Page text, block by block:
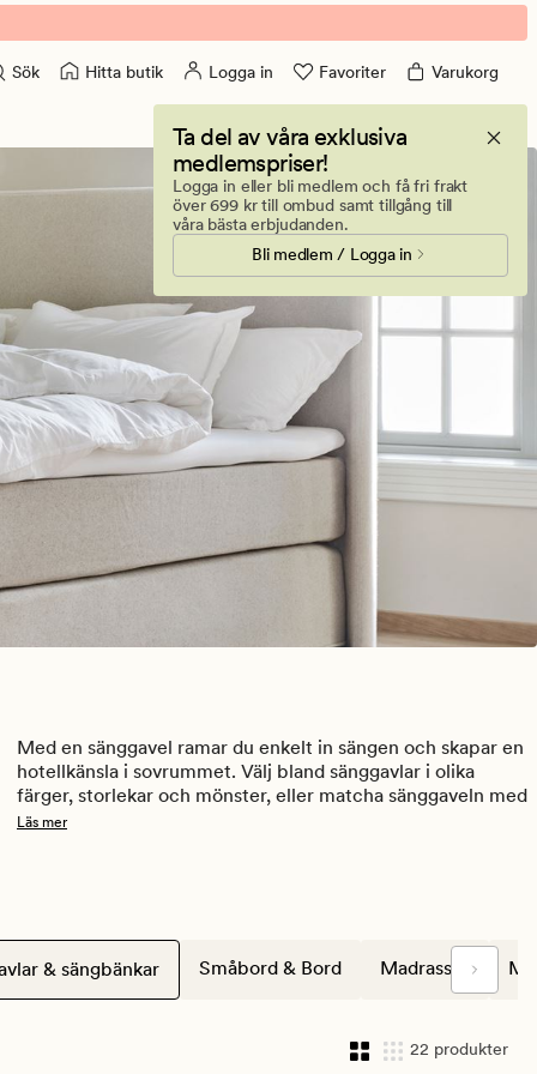
Sök Hitta butik Logga in Favoriter Varukorg
Ta del av våra exklusiva
medlemspriser!
Logga in eller bli medlem och få fri frakt
över 699 kr till ombud samt tillgång till
våra bästa erbjudanden.
Bli medlem / Logga in
Med en sänggavel ramar du enkelt in sängen och skapar en
hotellkänsla i sovrummet. Välj bland sänggavlar i olika
färger, storlekar och mönster, eller matcha sänggaveln med
din kontinentalsäng från Nordic Rest.
Snabb leverans inom 6-14 arbetsdagar!
Läs mer
& sängbänkar Småbord & Bord Madrasser
22 produkter